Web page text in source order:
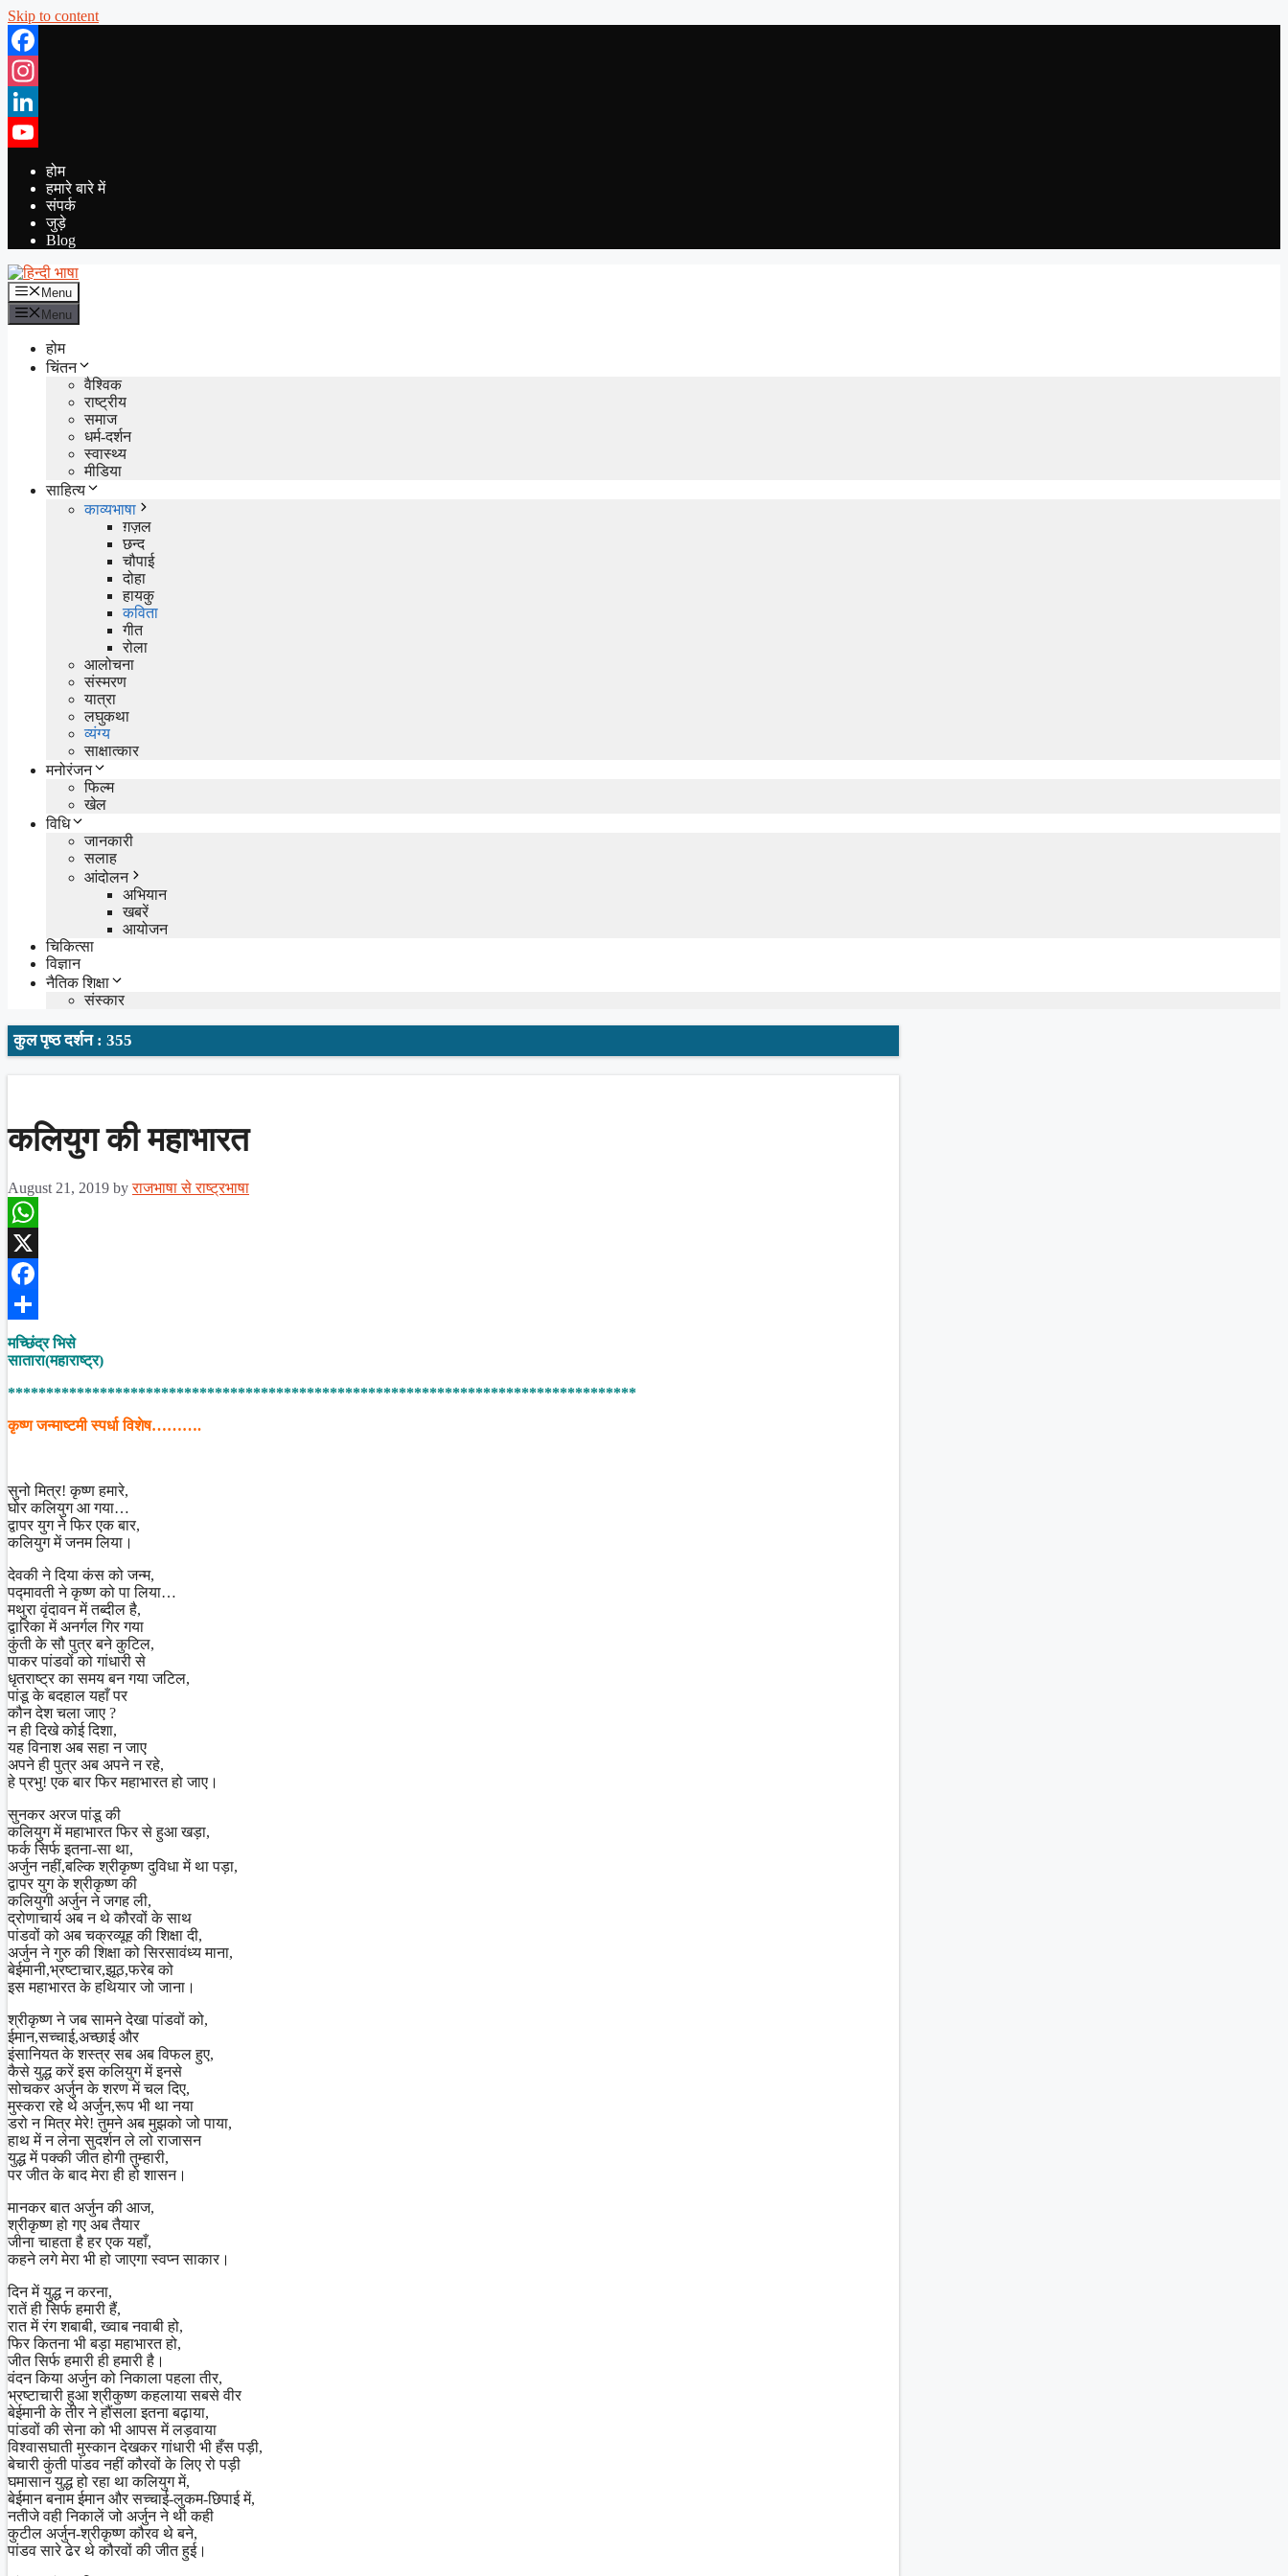
Skip to content
Facebook
Instagram
LinkedIn
YouTube
होम
हमारे बारे में
संपर्क
जुड़े
Blog
Menu
Menu
होम
चिंतन
वैश्विक
राष्ट्रीय
समाज
धर्म-दर्शन
स्वास्थ्य
मीडिया
साहित्य
काव्यभाषा
ग़ज़ल
छन्द
चौपाई
दोहा
हायकु
कविता
गीत
रोला
आलोचना
संस्मरण
यात्रा
लघुकथा
व्यंग्य
साक्षात्कार
मनोरंजन
फिल्म
खेल
विधि
जानकारी
सलाह
आंदोलन
अभियान
खबरें
आयोजन
चिकित्सा
विज्ञान
नैतिक शिक्षा
संस्कार
कुल पृष्ठ दर्शन : 355
कलियुग की महाभारत
August 21, 2019 byराजभाषा से राष्ट्रभाषा
WhatsApp
X
Facebook
Share
मच्छिंद्र भिसे
सातारा(महाराष्ट्र)
**********************************************************************************
कृष्ण जन्माष्टमी स्पर्धा विशेष……….
सुनो मित्र! कृष्ण हमारे,
घोर कलियुग आ गया…
द्वापर युग ने फिर एक बार,
कलियुग में जनम लिया।
देवकी ने दिया कंस को जन्म,
पद्मावती ने कृष्ण को पा लिया…
मथुरा वृंदावन में तब्दील है,
द्वारिका में अनर्गल गिर गया
कुंती के सौ पुत्र बने कुटिल,
पाकर पांडवों को गांधारी से
धृतराष्ट्र का समय बन गया जटिल,
पांडू के बदहाल यहाँ पर
कौन देश चला जाए ?
न ही दिखे कोई दिशा,
यह विनाश अब सहा न जाए
अपने ही पुत्र अब अपने न रहे,
हे प्रभु! एक बार फिर महाभारत हो जाए।
सुनकर अरज पांडू की
कलियुग में महाभारत फिर से हुआ खड़ा,
फर्क सिर्फ इतना-सा था,
अर्जुन नहीं,बल्कि श्रीकृष्ण दुविधा में था पड़ा,
द्वापर युग के श्रीकृष्ण की
कलियुगी अर्जुन ने जगह ली,
द्रोणाचार्य अब न थे कौरवों के साथ
पांडवों को अब चक्रव्यूह की शिक्षा दी,
अर्जुन ने गुरु की शिक्षा को सिरसावंध्य माना,
बेईमानी,भ्रष्टाचार,झूठ,फरेब को
इस महाभारत के हथियार जो जाना।
श्रीकृष्ण ने जब सामने देखा पांडवों को,
ईमान,सच्चाई,अच्छाई और
इंसानियत के शस्त्र सब अब विफल हुए,
कैसे युद्ध करें इस कलियुग में इनसे
सोचकर अर्जुन के शरण में चल दिए,
मुस्करा रहे थे अर्जुन,रूप भी था नया
डरो न मित्र मेरे! तुमने अब मुझको जो पाया,
हाथ में न लेना सुदर्शन ले लो राजासन
युद्ध में पक्की जीत होगी तुम्हारी,
पर जीत के बाद मेरा ही हो शासन।
मानकर बात अर्जुन की आज,
श्रीकृष्ण हो गए अब तैयार
जीना चाहता है हर एक यहाँ,
कहने लगे मेरा भी हो जाएगा स्वप्न साकार।
दिन में युद्ध न करना,
रातें ही सिर्फ हमारी हैं,
रात में रंग शबाबी, ख्वाब नवाबी हो,
फिर कितना भी बड़ा महाभारत हो,
जीत सिर्फ हमारी ही हमारी है।
वंदन किया अर्जुन को निकाला पहला तीर,
भ्रष्टाचारी हुआ श्रीकुष्ण कहलाया सबसे वीर
बेईमानी के तीर ने हौंसला इतना बढ़ाया,
पांडवों की सेना को भी आपस में लड़वाया
विश्वासघाती मुस्कान देखकर गांधारी भी हँस पड़ी,
बेचारी कुंती पांडव नहीं कौरवों के लिए रो पड़ी
घमासान युद्ध हो रहा था कलियुग में,
बेईमान बनाम ईमान और सच्चाई-लुकम-छिपाई में,
नतीजे वही निकालें जो अर्जुन ने थी कही
कुटील अर्जुन-श्रीकृष्ण कौरव थे बने,
पांडव सारे ढेर थे कौरवों की जीत हुई।